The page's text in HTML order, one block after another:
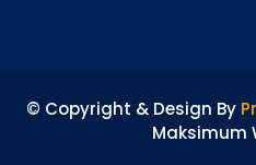
© Copyright & Design By
Maksimum